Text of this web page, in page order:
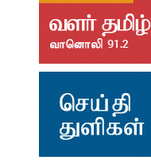
31
Jul
31
தமிழ்க்கலை –
31
தமிழ்க்கலை –